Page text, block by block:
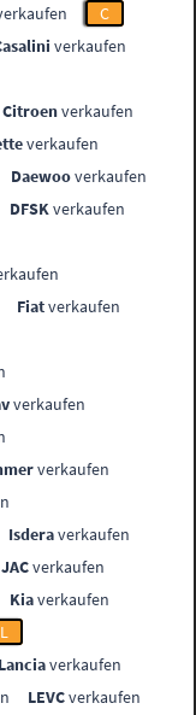
C
verkaufen
Citroenverkaufen
verkaufen
Daewooverkaufen
DFSKverkaufen
Fiatverkaufen
verkaufen
verkaufen
Isderaverkaufen
JACverkaufen
Kiaverkaufen
L
Lanciaverkaufen
LEVCverkaufen